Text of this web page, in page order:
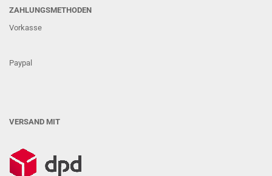
ZAHLUNGSMETHODEN
Vorkasse
Paypal
VERSAND MIT